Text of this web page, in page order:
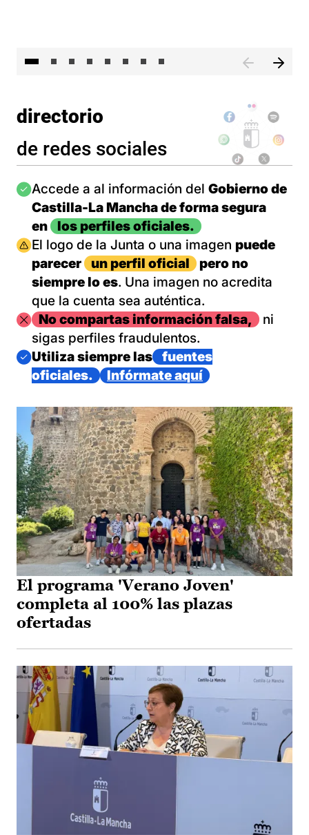
directorio
de redes sociales
Imagen
Accede a al información del Gobierno de
Castilla-La Mancha de forma segura
en
los perfiles oficiales.
Imagen
El logo de la Junta o una imagen puede
parecer
un perfil oficial
pero no
siempre lo es. Una imagen no acredita
que la cuenta sea auténtica.
ImagenNo compartas información falsa,
ni
sigas perfiles fraudulentos.
Imagen
Utiliza siempre las
fuentes
oficiales.
Infórmate aquí
El programa 'Verano Joven'
completa al 100% las plazas
ofertadas